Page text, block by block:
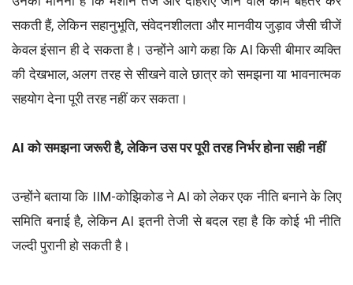
सकती हैं, लेकिन सहानुभूति, संवेदनशीलता और मानवीय जुड़ाव जैसी चीजें
केवल इंसान ही दे सकता है। उन्होंने आगे कहा कि AI किसी बीमार व्यक्ति
की देखभाल, अलग तरह से सीखने वाले छात्र को समझना या भावनात्मक
सहयोग देना पूरी तरह नहीं कर सकता।
AI को समझना जरूरी है, लेकिन उस पर पूरी तरह निर्भर होना सही नहीं
उन्होंने बताया कि IIM-कोझिकोड ने AI को लेकर एक नीति बनाने के लिए
समिति बनाई है, लेकिन AI इतनी तेजी से बदल रहा है कि कोई भी नीति
जल्दी पुरानी हो सकती है।